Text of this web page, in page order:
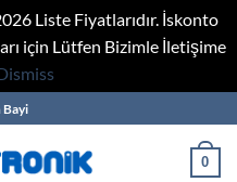
Liste Fiyatlarıdır. İskonto
için Lütfen Bizimle İletişime
0